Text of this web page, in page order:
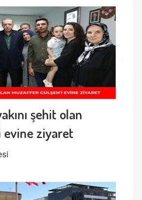
şehit olan
evine ziyaret